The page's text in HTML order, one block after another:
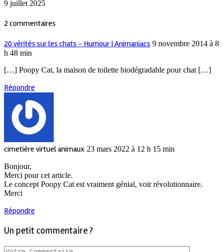
9 juillet 2025
2 commentaires
20 vérités sur les chats - Humour | Animaniacs 9 novembre 2014 à 8
h 48 min
[…] Poopy Cat, la maison de toilette biodégradable pour chat […]
Répondre
cimetière virtuel animaux 23 mars 2022 à 12 h 15 min
Bonjour,
Merci pour cet article.
Le concept Poopy Cat est vraiment génial, voir révolutionnaire.
Merci
Répondre
Un petit commentaire ?